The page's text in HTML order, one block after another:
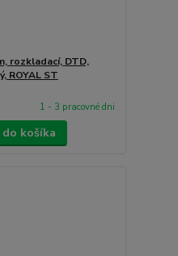
rozkladací, DTD,
ROYAL ST
1 - 3 pracovné dni
košíka